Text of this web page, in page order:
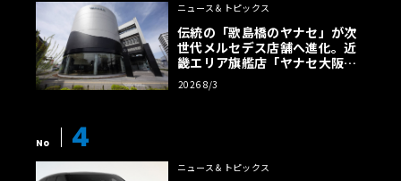
ニュース＆トピックス
伝統の「歌島橋のヤナセ」が次
世代メルセデス店舗へ進化。近
畿エリア旗艦店「ヤナセ大阪支
店」がリニューアル
2026 8/3
No 4
ニュース＆トピックス